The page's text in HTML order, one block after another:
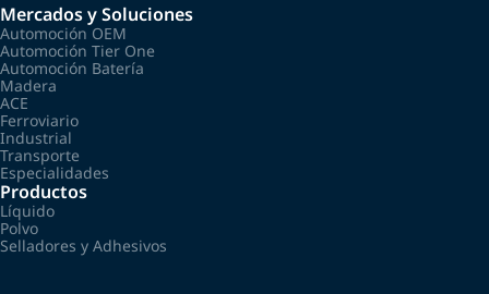
Mercados y Soluciones
Automoción OEM
Automoción Tier One
Automoción Batería
Madera
ACE
Ferroviario
Industrial
Transporte
Especialidades
Productos
Líquido
Polvo
Selladores y Adhesivos